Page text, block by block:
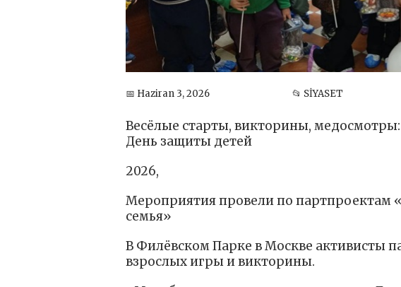
📅 Haziran 3, 2026 📂 SİYASET
Весёлые старты, викторины,
День защиты детей
2026,
Мероприятия провели по партпроектам
семья»
В Филёвском Парке в Москве активисты
взрослых игры и викторины.